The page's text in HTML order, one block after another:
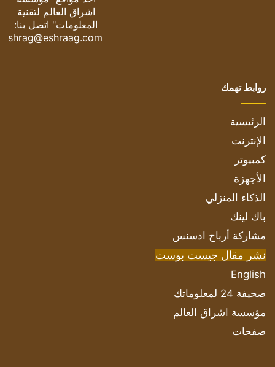
اشراق العالم لتقنية
المعلومات" اتصل بنا:
eshrag@eshraag.com
روابط تهمك
الرئيسية
الإنترنت
كمبيوتر
الأجهزة
الذكاء المنزلي
باك لينك
مشاركة أرباح ادسنس
نشر مقال جيست بوست
English
صحيفة 24 لمعلوماتك
مؤسسة اشراق العالم
صفحات